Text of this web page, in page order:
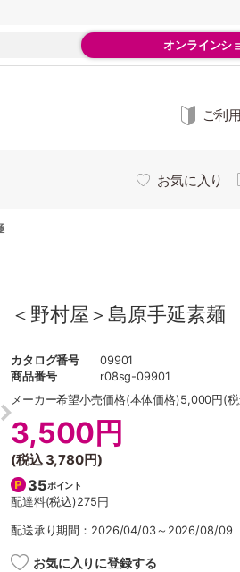
オンラインシ
ご利
お気に入り
＜野村屋＞島原手延素
カタログ番号
09901
商品番号
r08sg-09901
メーカー希望小売価格(本体価格)5,000円(
3,500円
(税込 3,780円)
35ポイント
配達料(税込)275円
配送承り期間：2026/04/03～2026/08/09
お気に入りに登録する